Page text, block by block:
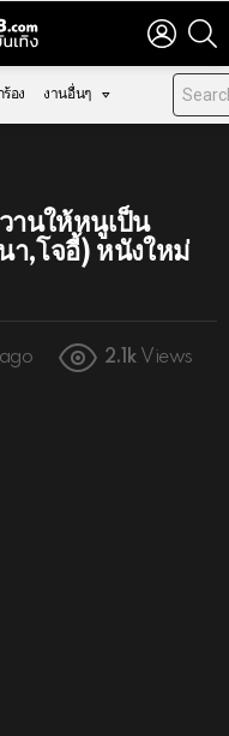
LOGIN
อง งานอื่นๆ
านให้หนูเป็น
า,โจอี้) หนังใหม่
2.1k Views